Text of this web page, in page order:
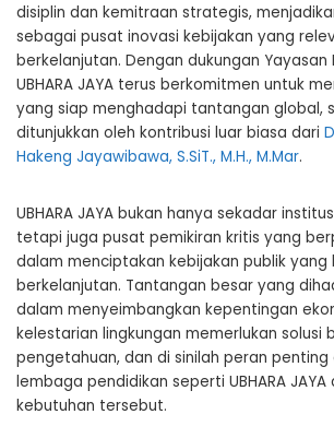
disiplin dan kemitraan strategis, menjadikan
sebagai pusat inovasi kebijakan yang
berkelanjutan. Dengan dukungan Yayasan
UBHARA JAYA terus berkomitmen untuk
yang siap menghadapi tantangan global,
ditunjukkan oleh kontribusi luar biasa dari
Hakeng Jayawibawa, S.SiT., M.H., M.Mar.
UBHARA JAYA bukan hanya sekadar
tetapi juga pusat pemikiran kritis yang
dalam menciptakan kebijakan publik yang
berkelanjutan. Tantangan besar yang
dalam menyeimbangkan kepentingan
kelestarian lingkungan memerlukan solusi
pengetahuan, dan di sinilah peran penting
lembaga pendidikan seperti UBHARA
kebutuhan tersebut.